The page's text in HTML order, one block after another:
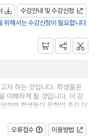
수강안내 및 수강신청
위해서는 수강신청이 필요합니다
자 하는 것입니다. 학생들은
이해하게 될 것입니다. 이 강
하여 학생들이 문학의 주요 담
오류접수 이용방법